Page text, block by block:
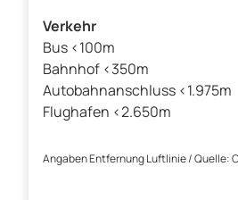
Verkehr
Bus <100m
Bahnhof <350m
Autobahnanschluss <1.975m
Flughafen <2.650m
Angaben Entfernung Luftlinie / Quelle: